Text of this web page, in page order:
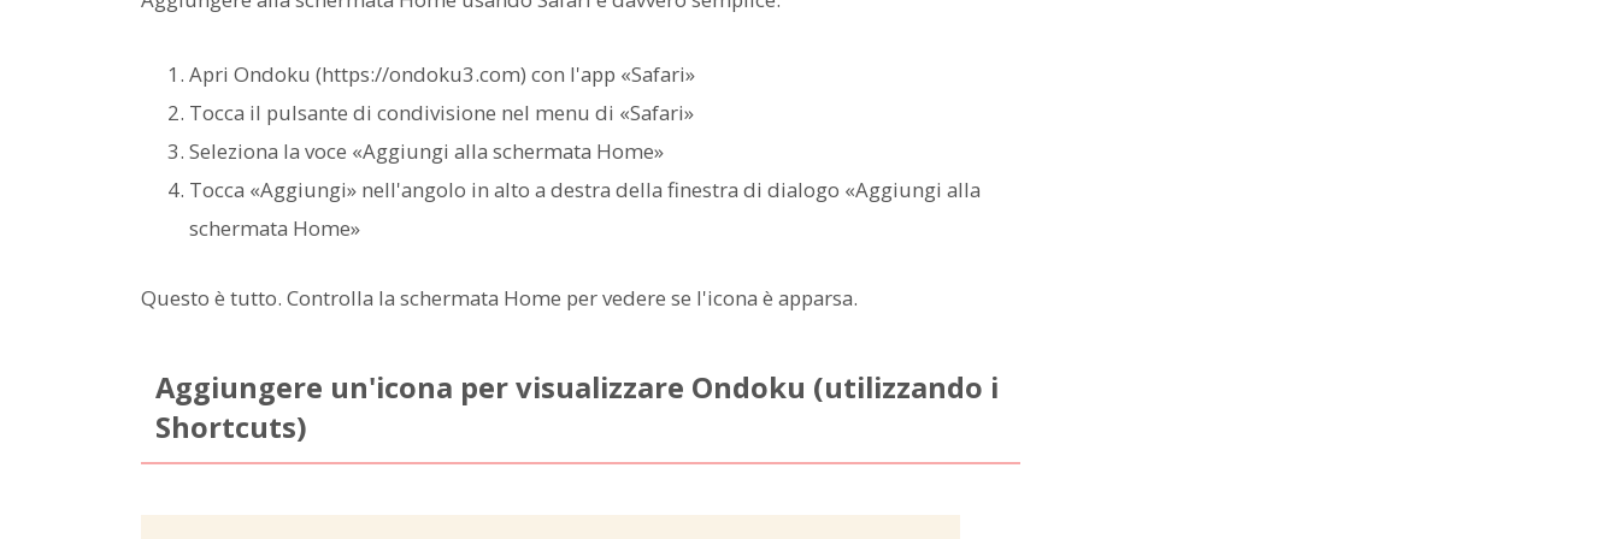
Apri Ondoku (https://ondoku3.com) con l'app «Safari»
Tocca il pulsante di condivisione nel menu di «Safari»
Seleziona la voce «Aggiungi alla schermata Home»
Tocca «Aggiungi» nell'angolo in alto a destra della finestra di dialogo «Aggiungi alla
schermata Home»
Questo è tutto. Controlla la schermata Home per vedere se l'icona è apparsa.
Aggiungere un'icona per visualizzare Ondoku (utilizzando i
Shortcuts)